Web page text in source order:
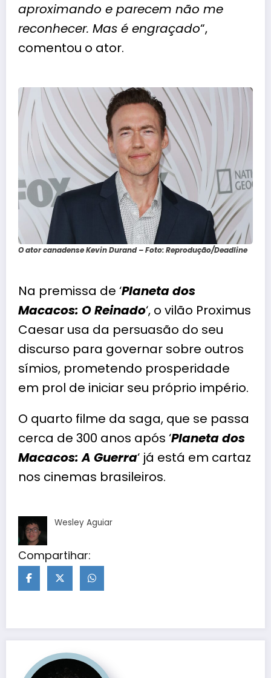
aproximando e parecem não me
reconhecer. Mas é engraçado“,
comentou o ator.
O ator canadense Kevin Durand – Foto: Reprodução/Deadline
Na premissa de ‘Planeta dos
Macacos: O Reinado‘, o vilão Proximus
Caesar usa da persuasão do seu
discurso para governar sobre outros
símios, prometendo prosperidade
em prol de iniciar seu próprio império.
O quarto filme da saga, que se passa
cerca de 300 anos após ‘Planeta dos
Macacos: A Guerra‘ já está em cartaz
nos cinemas brasileiros.
Wesley Aguiar
Compartihar: